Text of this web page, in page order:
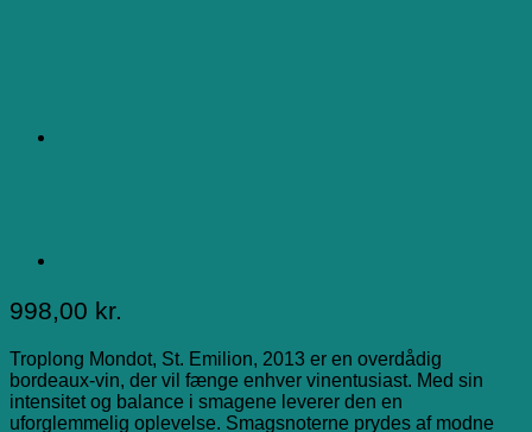
998,00 kr.
Troplong Mondot, St. Emilion, 2013 er en overdådig
bordeaux-vin, der vil fænge enhver vinentusiast. Med sin
intensitet og balance i smagene leverer den en
uforglemmelig oplevelse. Smagsnoterne prydes af modne